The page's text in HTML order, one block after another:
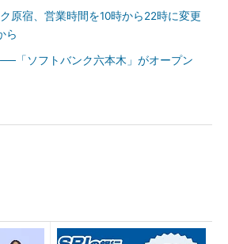
原宿、営業時間を10時から22時に変更
ら
「ソフトバンク六本木」がオープン